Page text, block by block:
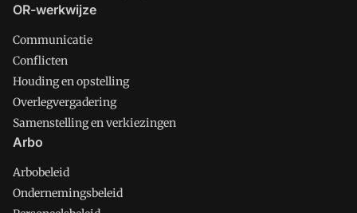
OR-werkwijze
Communicatie
Conflicten
Houding en opstelling
Overlegvergadering
Samenstelling en verkiezingen
Arbo
Arbobeleid
Ondernemingsbeleid